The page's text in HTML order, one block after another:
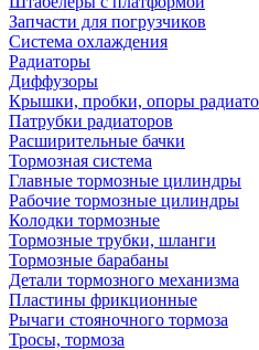
Запчасти для погрузчиков
Система охлаждения
Радиаторы
Диффузоры
Крышки, пробки, опоры
Патрубки радиаторов
Расширительные бачки
Тормозная система
Главные тормозные цилиндры
Рабочие тормозные цилиндры
Колодки тормозные
Тормозные трубки, шланги
Тормозные барабаны
Детали тормозного механизма
Пластины фрикционные
Рычаги стояночного тормоза
Тросы, тормоза